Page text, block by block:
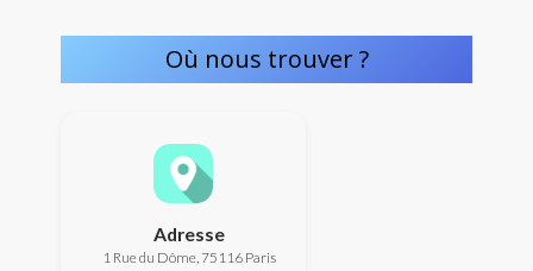
Où nous trouver ?
Adresse
1 Rue du Dôme, 75116 Paris